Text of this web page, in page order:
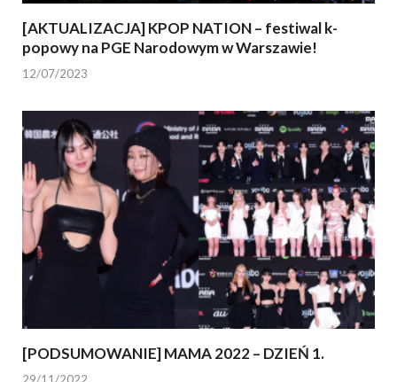
[AKTUALIZACJA] KPOP NATION – festiwal k-
popowy na PGE Narodowym w Warszawie!
12/07/2023
[PODSUMOWANIE] MAMA 2022 – DZIEŃ 1.
29/11/2022